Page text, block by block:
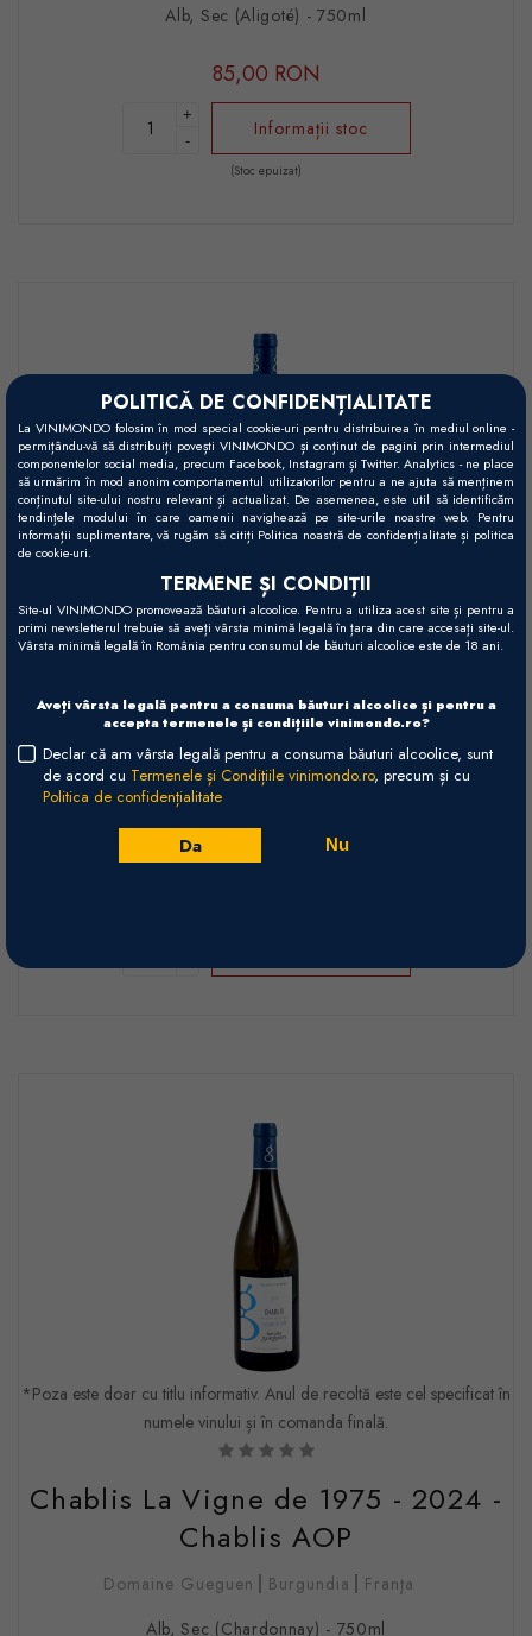
POLITICĂ DE CONFIDENȚIALITATE
La VINIMONDO folosim în mod special cookie-uri pentru distribuirea în mediul online -
permițându-vă să distribuiți povești VINIMONDO și conținut de pagini prin intermediul
componentelor social media, precum Facebook, Instagram și Twitter. Analytics - ne place
să urmărim în mod anonim comportamentul utilizatorilor pentru a ne ajuta să menținem
conținutul site-ului nostru relevant și actualizat. De asemenea, este util să identificăm
tendințele modului în care oamenii navighează pe site-urile noastre web. Pentru
informații suplimentare, vă rugăm să citiți Politica noastră de confidențialitate și politica
de cookie-uri.
TERMENE ȘI CONDIȚII
Site-ul VINIMONDO promovează băuturi alcoolice. Pentru a utiliza acest site și pentru a
primi newsletterul trebuie să aveți vârsta minimă legală în țara din care accesați site-ul.
Vârsta minimă legală în România pentru consumul de băuturi alcoolice este de 18 ani.
Aveți vârsta legală pentru a consuma băuturi alcoolice și pentru a
accepta termenele și condițiile vinimondo.ro?
Declar că am vârsta legală pentru a consuma băuturi alcoolice, sunt
de acord cu Termenele și Condițiile vinimondo.ro, precum și cu
Politica de confidențialitate
Da Nu
Alb, Sec (Aligoté) - 750ml
85,00 RON
+
-
Informații stoc
(Stoc epuizat)
*Poza este doar cu titlu informativ. Anul de recoltă este cel specificat în
numele vinului și în comanda finală.
Bourgogne Côtes Salines - 2025 -
Bourgogne AOC
Domaine Gueguen
Alb, Sec (Chardonnay) - 750ml
*Poza este doar cu titlu informativ. Anul de recoltă este cel specificat în
numele vinului și în comanda finală.
Chablis La Vigne de 1975 - 2024 -
Chablis AOP
Domaine Gueguen Burgundia
Franţa
Alb, Sec (Chardonnay) - 750ml